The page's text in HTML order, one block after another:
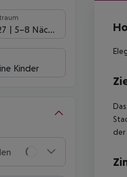
5-8 Nächte
Kinder